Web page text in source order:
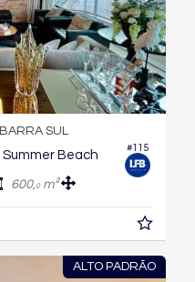
#115
BARRA SUL
Beach
600,0m²
ALTO PADRÃO